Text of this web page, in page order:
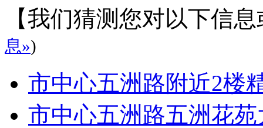
【我们猜测您对以下信
息»)
市中心五洲路附近2楼
市中心五洲路五洲花